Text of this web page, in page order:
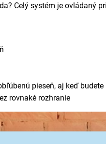
Celý systém je ovládaný
pieseň, aj keď
rovnaké rozhranie